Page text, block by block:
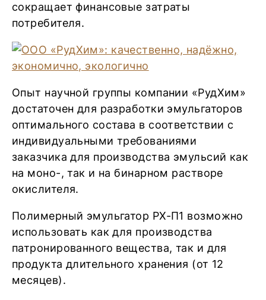
сокращает финансовые затраты
потребителя.
Опыт научной группы компании «РудХим»
достаточен для разработки эмульгаторов
оптимального состава в соответствии с
индивидуальными требованиями
заказчика для производства эмульсий как
на моно-, так и на бинарном растворе
окислителя.
Полимерный эмульгатор РХ-П1 возможно
использовать как для производства
патронированного вещества, так и для
продукта длительного хранения (от 12
месяцев).